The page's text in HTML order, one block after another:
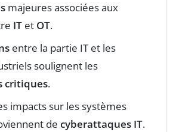
majeures associées aux
IT et OT.
entre la partie IT et les
soulignent les
critiques.
impacts sur les systèmes
de cyberattaques IT.